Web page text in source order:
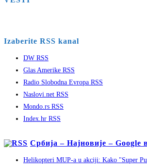
Izaberite RSS kanal
DW RSS
Glas Amerike RSS
Radio Slobodna Evropa RSS
Naslovi.net RSS
Mondo.rs RSS
Index.hr RSS
Србија – Најновије – Google
Helikopteri MUP-a u akciji: Kako "Super